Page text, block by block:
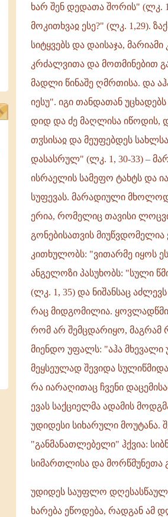
ხარ შენ დედათა შორის" (ლკ.
მოკითხვაჲ ესე?" (ლკ. 1,29).
სიტყვებს და დაისაჯა,
კრძალვითა და მოთმინებით
მადლი წინაშე ღმრთისა. და
იესუ". იგი თანდათან
დიდ და ძე მაღლისა იწოდის,
თჳსისაჲ და მეუფებდეს
დასასრულ" (ლკ. 1, 30-33) –
ისრაელის სამეფო ტახტს და
სუფევას. მარადიული
ერია, რომელიც თავისი
გონებისათვის
კითხულობს: "ვითარმე იყოს
ანგელოზი პასუხობს: "სული
(ლკ. 1, 35) და ნიშანსაც
რაც მიდგომილია.
რომ არ შემცდარიყო,
მიენდო უფალს: "აჰა მხევალი
მეყსეულად შევიდა
რა იარაღითაც ჩვენი
ევას საქციელმა ადამის
უდიდესი სიხარული მოუტანა.
"განმანათლებელი" ჰქვია:
სიმართლისა და მორწმუნეთა
უდიდეს საუფლო
ხარება ეწოდება, რადგან